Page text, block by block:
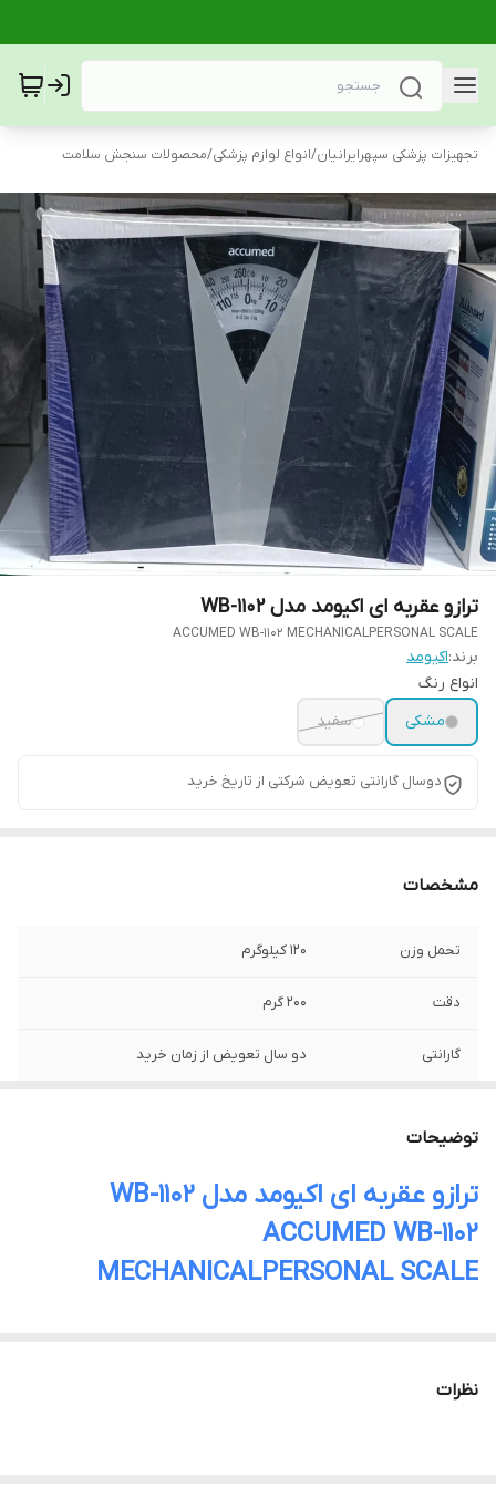
تجهیزات پزشکی سپهرایرانیان/انواع لوازم پزشکی/محصولات سنجش سلامت
ترازو عقربه ای اکیومد مدل WB-1102
ACCUMED WB-1102 MECHANICALPERSONAL SCALE
برند:اکیومد
انواع رنگ
مشکی
سفید
دوسال گارانتی تعویض شرکتی از تاریخ خرید
مشخصات
تحمل وزن 120 کیلوگرم
دقت 200 گرم
گارانتی دو سال تعویض از زمان خرید
توضیحات
ترازو عقربه ای اکیومد مدل WB-1102
ACCUMED WB-1102
MECHANICALPERSONAL SCALE
دقت بالا، کیفیت بی‌نظیر، انتخابی مطمئن برای
نظرات